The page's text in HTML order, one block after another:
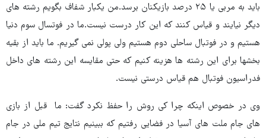
باید به مربی یا ۲۵ درصد بازیکنان برسد.من یکبار شفاف بگویم رشته های
دیگر نیایند و قیاس کنند که این کار درست نیست.ما در فوتسال سوم دنیا
هستیم و در فوتبال ساحلی دوم هستیم ولی پولی نمی گیریم. ما باید از بقیه
بخشها برای این رشته ها هزینه کنیم که حتی مقایسه این رشته های داخل
فدراسیون فوتبال هم قیاس درستی نیست.
وی در خصوص اینکه چرا کی روش را حفظ نکرد گفت: ما قبل از بازی
های جام ملت های آسیا در فضایی رفتیم که ببینیم نتایج تیم ملی در جام